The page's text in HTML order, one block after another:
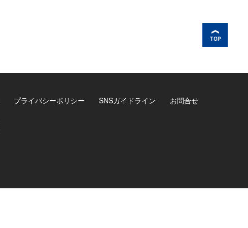
TOP
プライバシーポリシー SNSガイドライン お問合せ